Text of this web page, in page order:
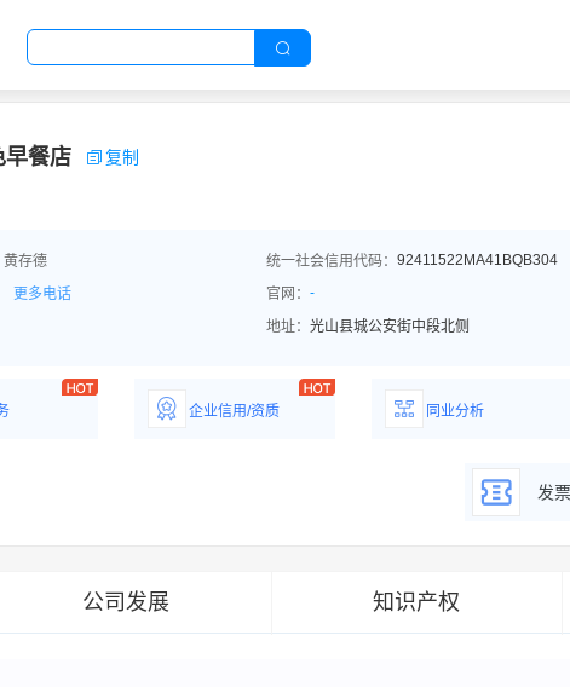
早餐店 复制
黄存德 统一社会信用代码： 92411522MA41BQB304
更多电话 官网： -
地址： 光山县城公安街中段北侧
企业信用/资质
同业分析
发
公司发展 知识产权